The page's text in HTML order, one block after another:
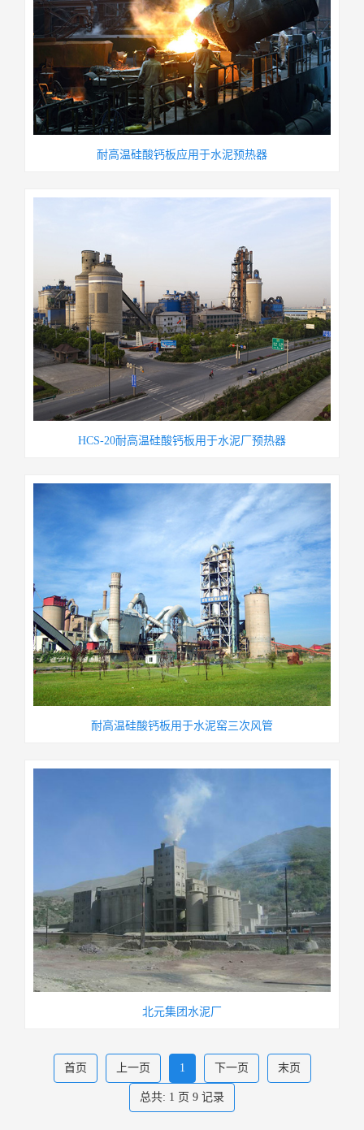
耐高温硅酸钙板应用于水泥预热器
HCS-20耐高温硅酸钙板用于水泥厂预热器
耐高温硅酸钙板用于水泥窑三次风管
北元集团水泥厂
首页 上一页 1 下一页 末页
总共: 1 页 9 记录